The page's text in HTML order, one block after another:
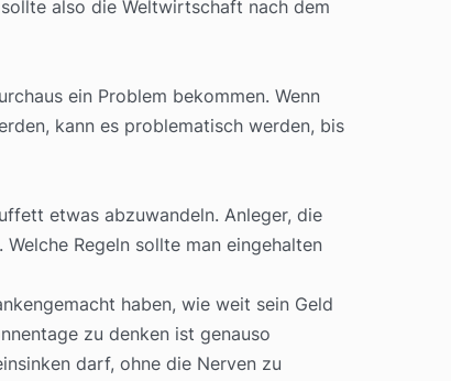
also die Weltwirtschaft nach dem
ein Problem bekommen. Wenn
kann es problematisch werden, bis
etwas abzuwandeln. Anleger, die
Regeln sollte man eingehalten
haben, wie weit sein Geld
zu denken ist genauso
darf, ohne die Nerven zu